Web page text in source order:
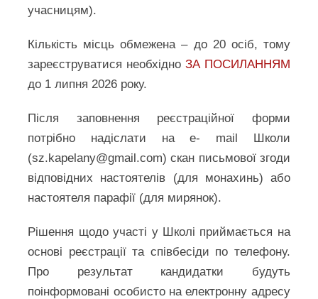
учасницям).
Кількість місць обмежена – до 20 осіб, тому
зареєструватися необхідно ЗА ПОСИЛАННЯМ
до 1 липня 2026 року.
Після заповнення реєстраційної форми
потрібно надіслати на e- mail Школи
(sz.kapelany@gmail.com) скан письмової згоди
відповідних настоятелів (для монахинь) або
настоятеля парафії (для мирянок).
Рішення щодо участі у Школі приймається на
основі реєстрації та співбесіди по телефону.
Про результат кандидатки будуть
поінформовані особисто на електронну адресу